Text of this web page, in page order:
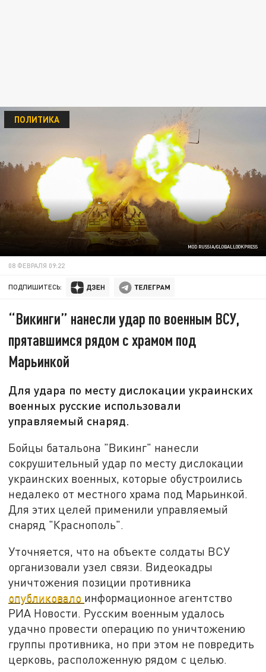
MOD RUSSIA/GLOBALLOOKPRESS
ПОЛИТИКА
08 ФЕВРАЛЯ 09:22
ПОДПИШИТЕСЬ:
“Викинги” нанесли удар по военным ВСУ,
прятавшимся рядом с храмом под
Марьинкой
Для удара по месту дислокации украинских
военных русские использовали
управляемый снаряд.
Бойцы батальона "Викинг" нанесли
сокрушительный удар по месту дислокации
украинских военных, которые обустроились
недалеко от местного храма под Марьинкой.
Для этих целей применили управляемый
снаряд "Краснополь".
Уточняется, что на объекте солдаты ВСУ
организовали узел связи. Видеокадры
уничтожения позиции противника
опубликовало информационное агентство
РИА Новости. Русским военным удалось
удачно провести операцию по уничтожению
группы противника, но при этом не повредить
церковь, расположенную рядом с целью.